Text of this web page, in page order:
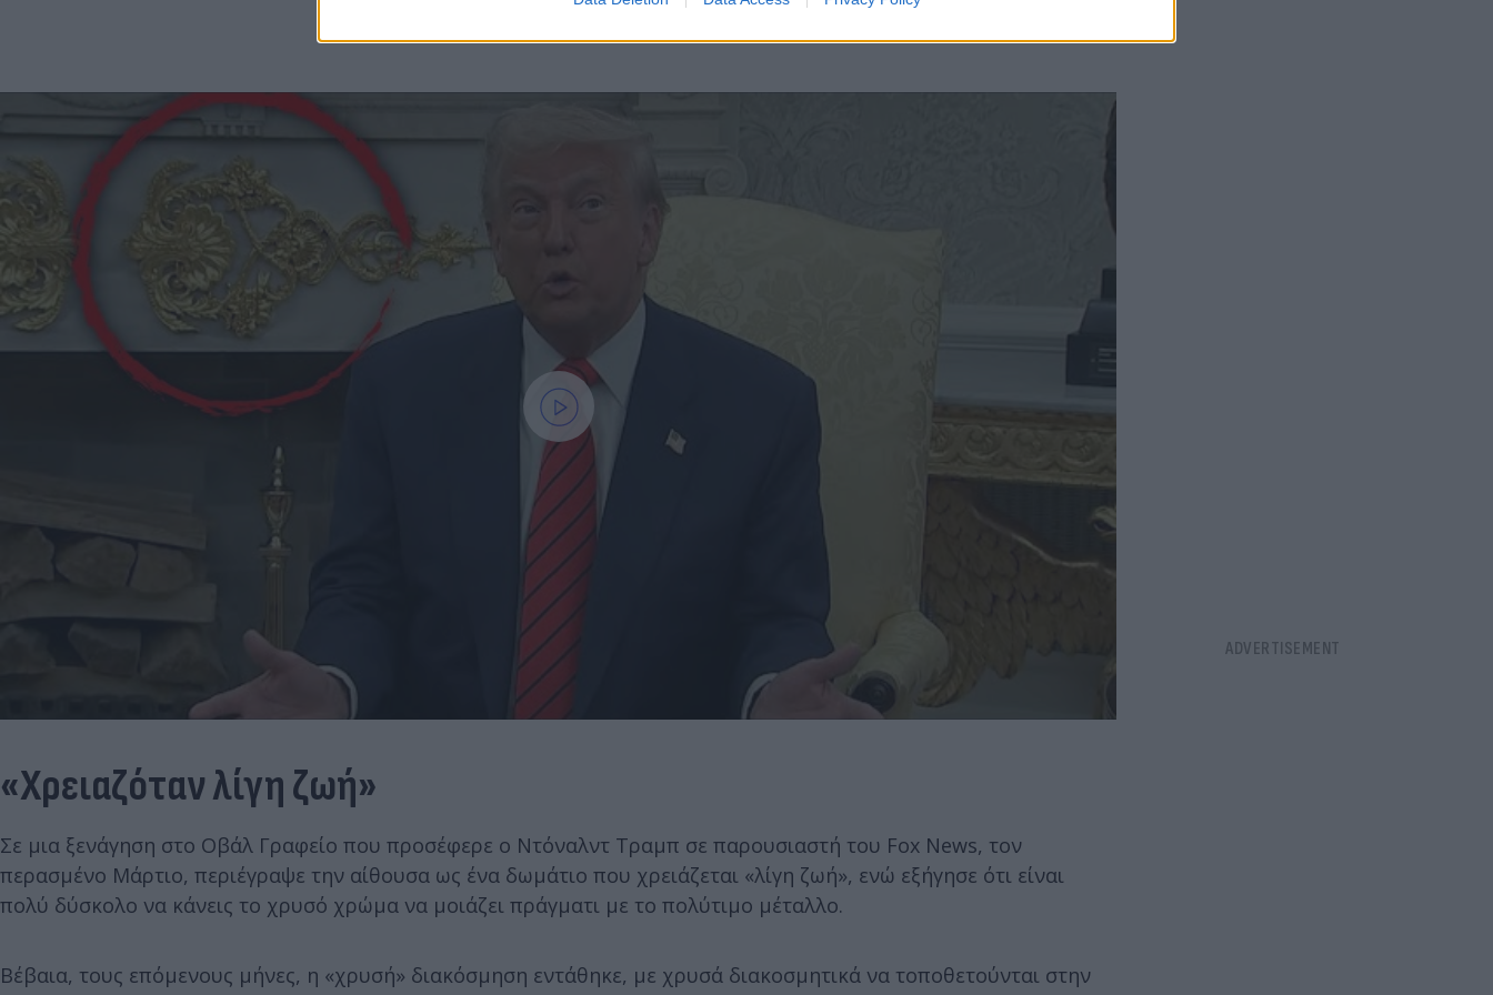
«Χρειαζόταν λίγη ζωή»
Σε μια ξενάγηση στο Οβάλ Γραφείο που προσέφερε ο Ντόναλντ Τραμπ σε παρουσιαστή του Fox News, τον
περασμένο Μάρτιο, περιέγραψε την αίθουσα ως ένα δωμάτιο που χρειάζεται «λίγη ζωή», ενώ εξήγησε ότι είναι
πολύ δύσκολο να κάνεις το χρυσό χρώμα να μοιάζει πράγματι με το πολύτιμο μέταλλο.
Βέβαια, τους επόμενους μήνες, η «χρυσή» διακόσμηση εντάθηκε, με χρυσά διακοσμητικά να τοποθετούνται στην